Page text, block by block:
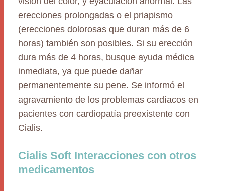
erecciones prolongadas o el priapismo
(erecciones dolorosas que duran más de 6
horas) también son posibles. Si su erección
dura más de 4 horas, busque ayuda médica
inmediata, ya que puede dañar
permanentemente su pene. Se informó el
agravamiento de los problemas cardíacos en
pacientes con cardiopatía preexistente con
Cialis.
Cialis Soft Interacciones con otros
medicamentos